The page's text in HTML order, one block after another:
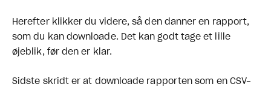
Herefter klikker du videre, så den danner en rapport,
som du kan downloade. Det kan godt tage et lille
øjeblik, før den er klar.
Sidste skridt er at downloade rapporten som en CSV-